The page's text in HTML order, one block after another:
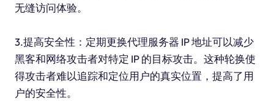
无缝访问体验。
3.提高安全性：定期更换代理服务器 IP 地址可以减少
黑客和网络攻击者对特定 IP 的目标攻击。这种轮换使
得攻击者难以追踪和定位用户的真实位置，提高了用
户的安全性。